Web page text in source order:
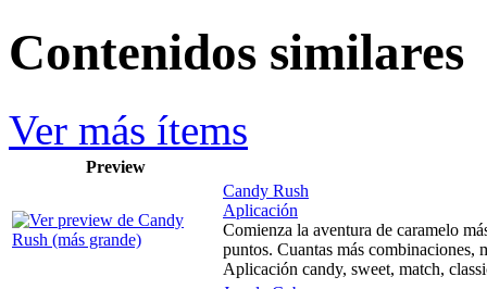
Contenidos similares
Ver más ítems
Preview
Candy Rush
Aplicación
Comienza la aventura de caramelo
puntos. Cuantas más combinaciones,
Aplicación candy, sweet, match,